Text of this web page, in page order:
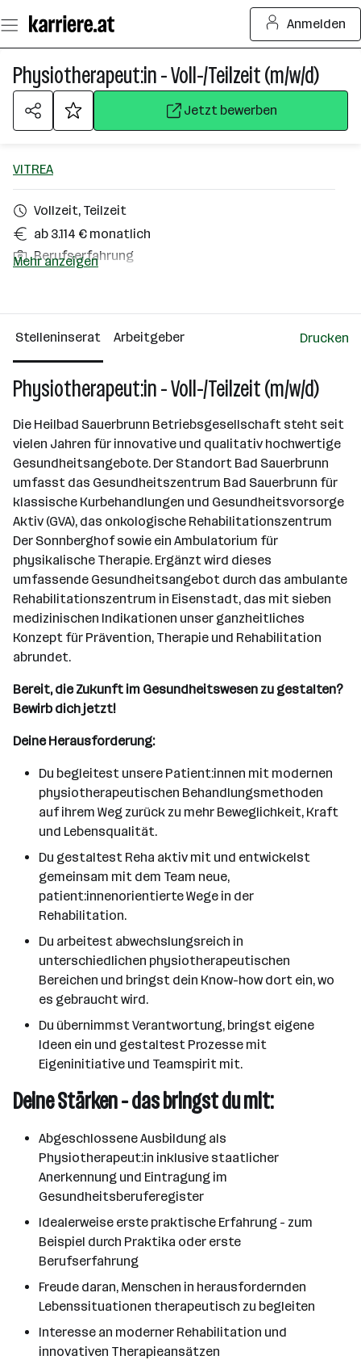
Seiteninhalt
springen
Anmelden
Physiotherapeut:in - Voll-/Teilzeit (m/w/d)
Jetzt bewerben
VITREA
Vollzeit, Teilzeit
ab 3.114 € monatlich
Berufserfahrung
Über das Unternehmen
10000+ Mitarbeiter*innen
Wien
Mehr anzeigen
Stelleninserat Arbeitgeber Drucken
Physiotherapeut:in - Voll-/Teilzeit (m/w/d)
Die Heilbad Sauerbrunn Betriebsgesellschaft steht seit
vielen Jahren für innovative und qualitativ hochwertige
Gesundheitsangebote. Der Standort Bad Sauerbrunn
umfasst das Gesundheitszentrum Bad Sauerbrunn für
klassische Kurbehandlungen und Gesundheitsvorsorge
Aktiv (GVA), das onkologische Rehabilitationszentrum
Der Sonnberghof sowie ein Ambulatorium für
physikalische Therapie. Ergänzt wird dieses
umfassende Gesundheitsangebot durch das ambulante
Rehabilitationszentrum in Eisenstadt, das mit sieben
medizinischen Indikationen unser ganzheitliches
Konzept für Prävention, Therapie und Rehabilitation
abrundet.
Bereit, die Zukunft im Gesundheitswesen zu gestalten?
Bewirb dich jetzt!
Deine Herausforderung:
Du begleitest unsere Patient:innen mit modernen
physiotherapeutischen Behandlungsmethoden
auf ihrem Weg zurück zu mehr Beweglichkeit, Kraft
und Lebensqualität.
Du gestaltest Reha aktiv mit und entwickelst
gemeinsam mit dem Team neue,
patient:innenorientierte Wege in der
Rehabilitation.
Du arbeitest abwechslungsreich in
unterschiedlichen physiotherapeutischen
Bereichen und bringst dein Know-how dort ein, wo
es gebraucht wird.
Du übernimmst Verantwortung, bringst eigene
Ideen ein und gestaltest Prozesse mit
Eigeninitiative und Teamspirit mit.
Deine Stärken - das bringst du mit:
Abgeschlossene Ausbildung als
Physiotherapeut:in inklusive staatlicher
Anerkennung und Eintragung im
Gesundheitsberuferegister
Idealerweise erste praktische Erfahrung - zum
Beispiel durch Praktika oder erste
Berufserfahrung
Freude daran, Menschen in herausfordernden
Lebenssituationen therapeutisch zu begleiten
Interesse an moderner Rehabilitation und
innovativen Therapieansätzen